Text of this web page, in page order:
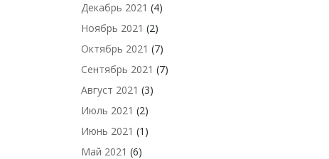
Декабрь 2021 (4)
Ноябрь 2021 (2)
Октябрь 2021 (7)
Сентябрь 2021 (7)
Август 2021 (3)
Июль 2021 (2)
Июнь 2021 (1)
Май 2021 (6)